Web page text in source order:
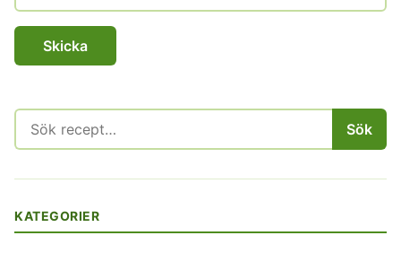
Sök
efter:
Sök
KATEGORIER